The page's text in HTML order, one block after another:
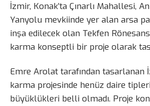
İzmir, Konak’ta Çınarlı Mahallesi,
Yanyolu mevkiinde yer alan arsa
inşa edilecek olan Tekfen
karma konseptli bir proje olarak
Emre Arolat tarafından tasarlanan
karma projesinde henüz daire
büyüklükleri belli olmadı. Proje